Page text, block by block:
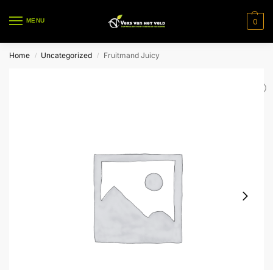
MENU 0
Home / Uncategorized / Fruitmand Juicy